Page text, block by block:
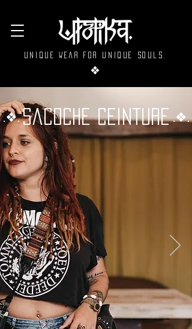
Unique wear for unique souls.
❖
Sacoche ceinture
.❖. .❖.